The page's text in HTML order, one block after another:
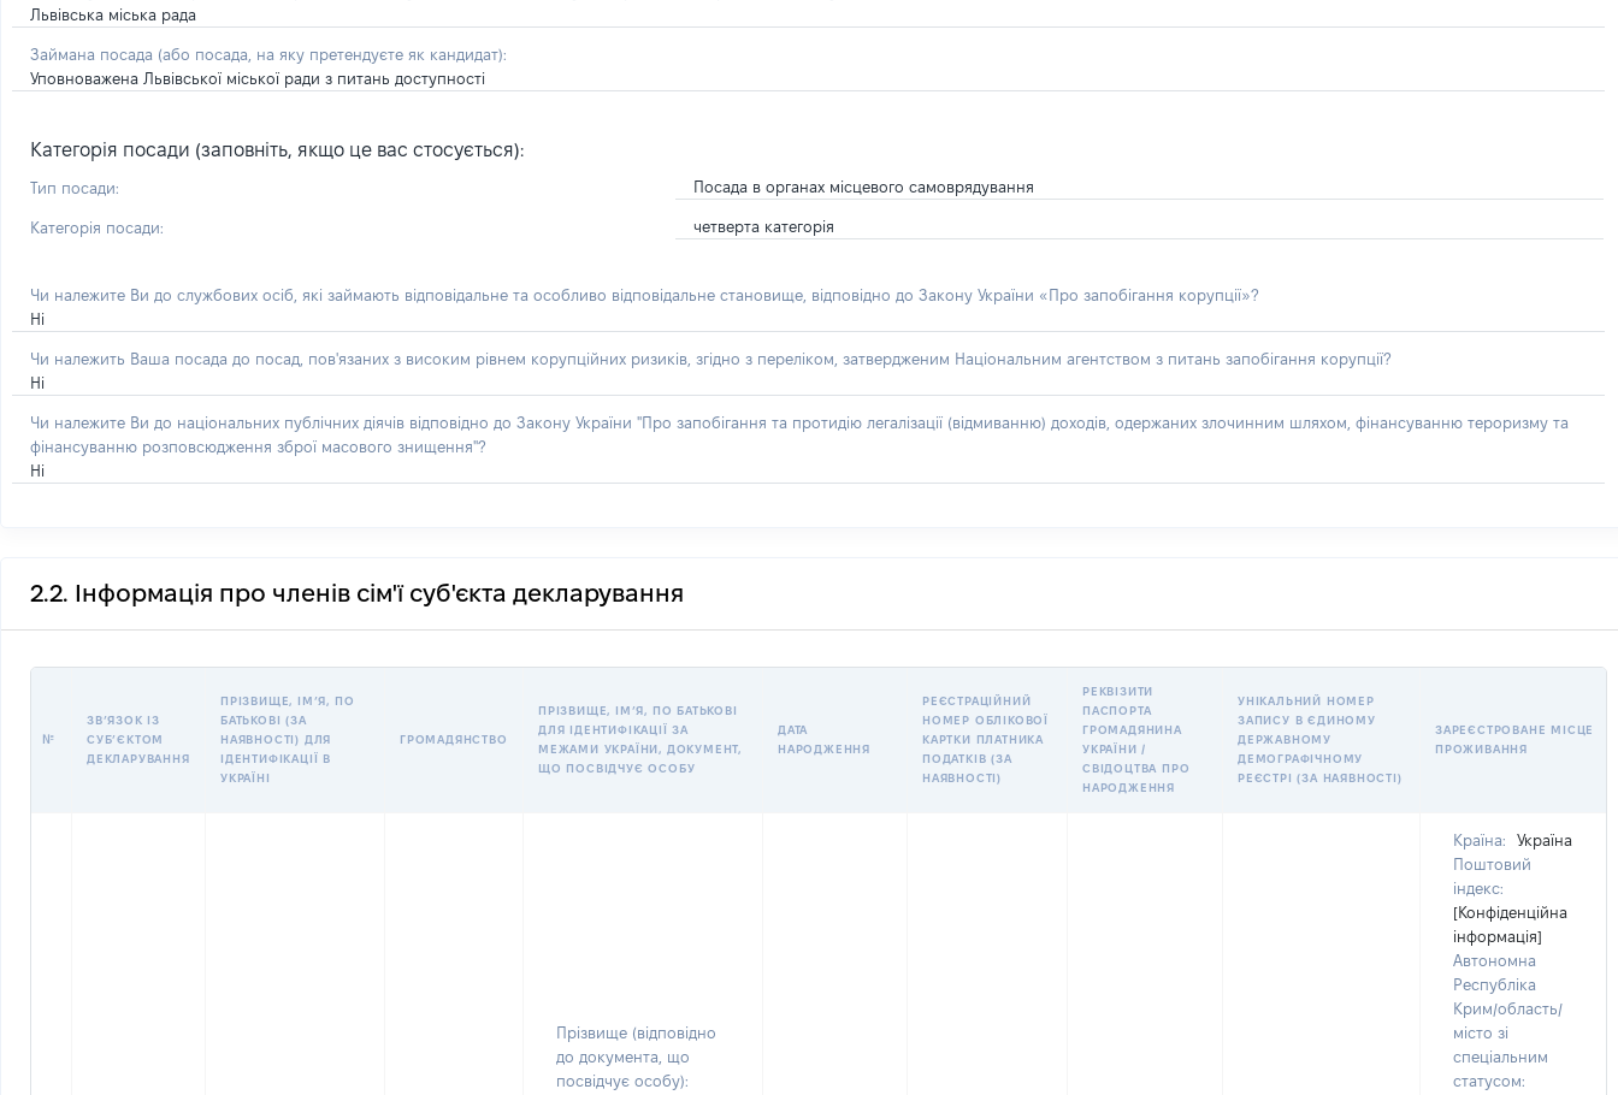
Львівська міська рада
Займана посада (або посада, на яку претендуєте як кандидат):
Уповноважена Львівської міської ради з питань доступності
Категорія посади (заповніть, якщо це вас стосується):
Тип посади: Посада в органах місцевого самоврядування
Категорія посади: четверта категорія
Чи належите Ви до службових осіб, які займають відповідальне та особливо відповідальне становище, відповідно до Закону України «Про запобігання корупції»?
Ні
Чи належить Ваша посада до посад, пов'язаних з високим рівнем корупційних ризиків, згідно з переліком, затвердженим Національним агентством з питань запобігання корупції?
Ні
Чи належите Ви до національних публічних діячів відповідно до Закону України "Про запобігання та протидію легалізації (відмиванню) доходів, одержаних злочинним шляхом, фінансуванню тероризму та
фінансуванню розповсюдження зброї масового знищення"?
Ні
2.2. Інформація про членів сім'ї суб'єкта декларування
№
ЗВʼЯЗОК ІЗ
СУБʼЄКТОМ
ДЕКЛАРУВАННЯ
ПРІЗВИЩЕ, ІМʼЯ, ПО
БАТЬКОВІ (ЗА
НАЯВНОСТІ) ДЛЯ
ІДЕНТИФІКАЦІЇ В
УКРАЇНІ
ГРОМАДЯНСТВО
ПРІЗВИЩЕ, ІМʼЯ, ПО БАТЬКОВІ
ДЛЯ ІДЕНТИФІКАЦІЇ ЗА
МЕЖАМИ УКРАЇНИ, ДОКУМЕНТ,
ЩО ПОСВІДЧУЄ ОСОБУ
ДАТА
НАРОДЖЕННЯ
РЕЄСТРАЦІЙНИЙ
НОМЕР ОБЛІКОВОЇ
КАРТКИ ПЛАТНИКА
ПОДАТКІВ (ЗА
НАЯВНОСТІ)
РЕКВІЗИТИ
ПАСПОРТА
ГРОМАДЯНИНА
УКРАЇНИ /
СВІДОЦТВА ПРО
НАРОДЖЕННЯ
УНІКАЛЬНИЙ НОМЕР
ЗАПИСУ В ЄДИНОМУ
ДЕРЖАВНОМУ
ДЕМОГРАФІЧНОМУ
РЕЄСТРІ (ЗА НАЯВНОСТІ)
ЗАРЕЄСТРОВАНЕ МІСЦЕ
ПРОЖИВАННЯ
Прізвище (відповідно
до документа, що
посвідчує особу):
Країна:
Україна
Поштовий
індекс:
[Конфіденційна
інформація]
Автономна
Республіка
Крим/область/
місто зі
спеціальним
статусом: